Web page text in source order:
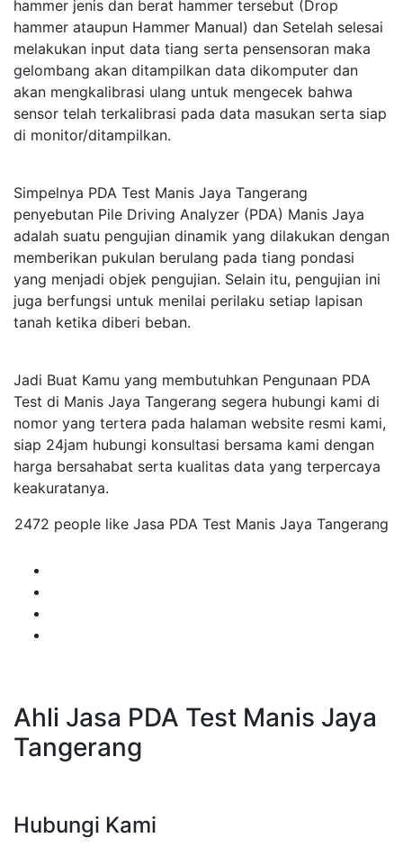
hammer jenis dan berat hammer tersebut (Drop
hammer ataupun Hammer Manual) dan Setelah selesai
melakukan input data tiang serta pensensoran maka
gelombang akan ditampilkan data dikomputer dan
akan mengkalibrasi ulang untuk mengecek bahwa
sensor telah terkalibrasi pada data masukan serta siap
di monitor/ditampilkan.
Simpelnya PDA Test Manis Jaya Tangerang
penyebutan Pile Driving Analyzer (PDA) Manis Jaya
adalah suatu pengujian dinamik yang dilakukan dengan
memberikan pukulan berulang pada tiang pondasi
yang menjadi objek pengujian. Selain itu, pengujian ini
juga berfungsi untuk menilai perilaku setiap lapisan
tanah ketika diberi beban.
Jadi Buat Kamu yang membutuhkan Pengunaan PDA
Test di Manis Jaya Tangerang segera hubungi kami di
nomor yang tertera pada halaman website resmi kami,
siap 24jam hubungi konsultasi bersama kami dengan
harga bersahabat serta kualitas data yang terpercaya
keakuratanya.
2472 people like Jasa PDA Test Manis Jaya Tangerang
Ahli Jasa PDA Test Manis Jaya
Tangerang
Hubungi Kami